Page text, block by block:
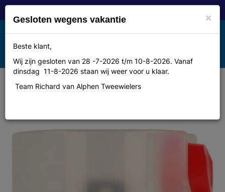
Toggle
navigation
MENU
Olie Motip exc kettingspray sport
×
Gesloten wegens vakantie
Beste klant,
Wij zijn gesloten van 28 -7-2026 t/m 10-8-2026. Vanaf
dinsdag 11-8-2026 staan wij weer voor u klaar.
Team Richard van Alphen Tweewielers